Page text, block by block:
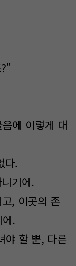
에 이렇게 대
다.
기에.
, 이곳의 존
.
야 할 뿐, 다른